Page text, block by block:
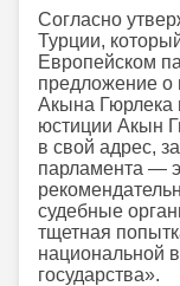
Согласно
Турции,
Европейском
предложение о
Акына Гюрлека
юстиции Акын
в свой адрес,
парламента —
судебные
тщетная
национальной
государства».